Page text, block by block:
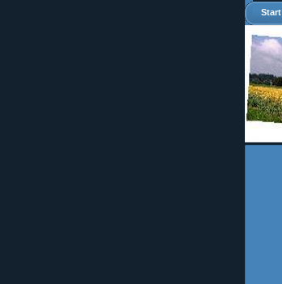
Start